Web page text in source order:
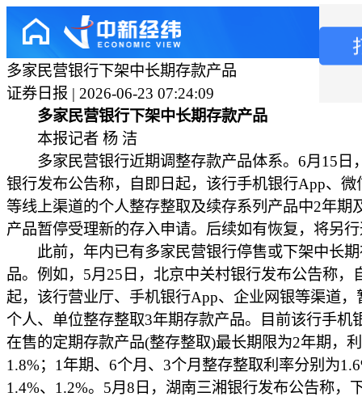
多家民营银行下架中长期存款产品
证券日报 | 2026-06-23 07:24:09
多家民营银行下架中长期存款产品
本报记者 杨 洁
多家民营银行近期调整存款产品体系。6月15日
银行发布公告称，自即日起，该行手机银行App、微
等线上渠道的个人整存整取及续存系列产品中2年期
产品暂停受理新的存入申请。后续如有恢复，将另
此前，年内已有多家民营银行停售或下架中长期
品。例如，5月25日，北京中关村银行发布公告称，
起，该行营业厅、手机银行App、企业网银等渠道，
个人、单位整存整取3年期存款产品。目前该行手机
在售的定期存款产品(整存整取)最长期限为2年期，
1.8%；1年期、6个月、3个月整存整取利率分别为
1.4%、1.2%。5月8日，湖南三湘银行发布公告称，